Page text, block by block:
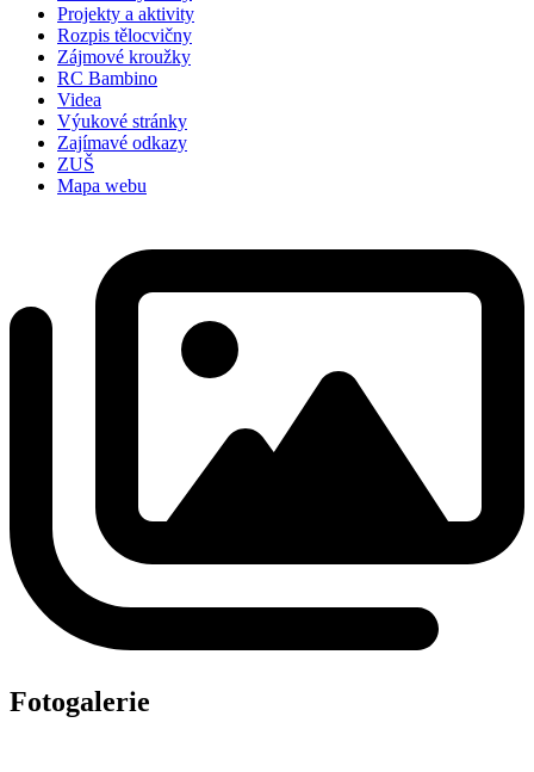
Projekty a aktivity
Rozpis tělocvičny
Zájmové kroužky
RC Bambino
Videa
Výukové stránky
Zajímavé odkazy
ZUŠ
Mapa webu
Fotogalerie